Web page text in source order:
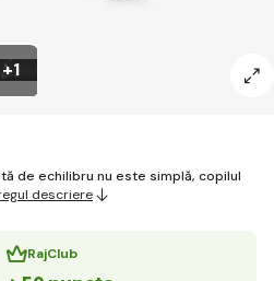
+1
de echilibru nu este simplă, copilul
descriere
RajClub